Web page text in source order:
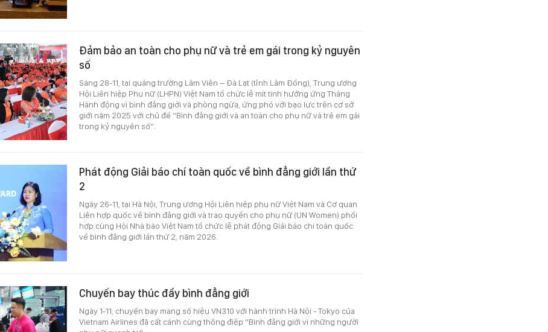
Đảm bảo an toàn cho phụ nữ và trẻ em gái trong kỷ nguyên
số
Sáng 28-11, tại quảng trường Lâm Viên – Đà Lạt (tỉnh Lâm Đồng), Trung ương
Hội Liên hiệp Phụ nữ (LHPN) Việt Nam tổ chức lễ mít tinh hưởng ứng Tháng
Hành động vì bình đẳng giới và phòng ngừa, ứng phó với bạo lực trên cơ sở
giới năm 2025 với chủ đề “Bình đẳng giới và an toàn cho phụ nữ và trẻ em gái
trong kỷ nguyên số”.
Phát động Giải báo chí toàn quốc về bình đẳng giới lần thứ
2
Ngày 26-11, tại Hà Nội, Trung ương Hội Liên hiệp phụ nữ Việt Nam và Cơ quan
Liên hợp quốc về bình đẳng giới và trao quyền cho phụ nữ (UN Women) phối
hợp cùng Hội Nhà báo Việt Nam tổ chức lễ phát động Giải báo chí toàn quốc
về bình đẳng giới lần thứ 2, năm 2026.
Chuyến bay thúc đẩy bình đẳng giới
Ngày 1-11, chuyến bay mang số hiệu VN310 với hành trình Hà Nội - Tokyo của
Vietnam Airlines đã cất cánh cùng thông điệp “Bình đẳng giới vì những người